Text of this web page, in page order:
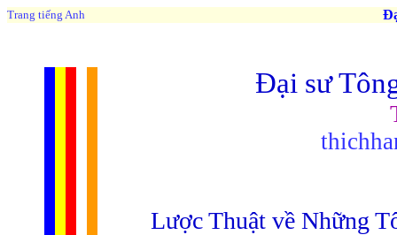
Trang tiếng Anh
Đại sư
Lược Thuật về Những